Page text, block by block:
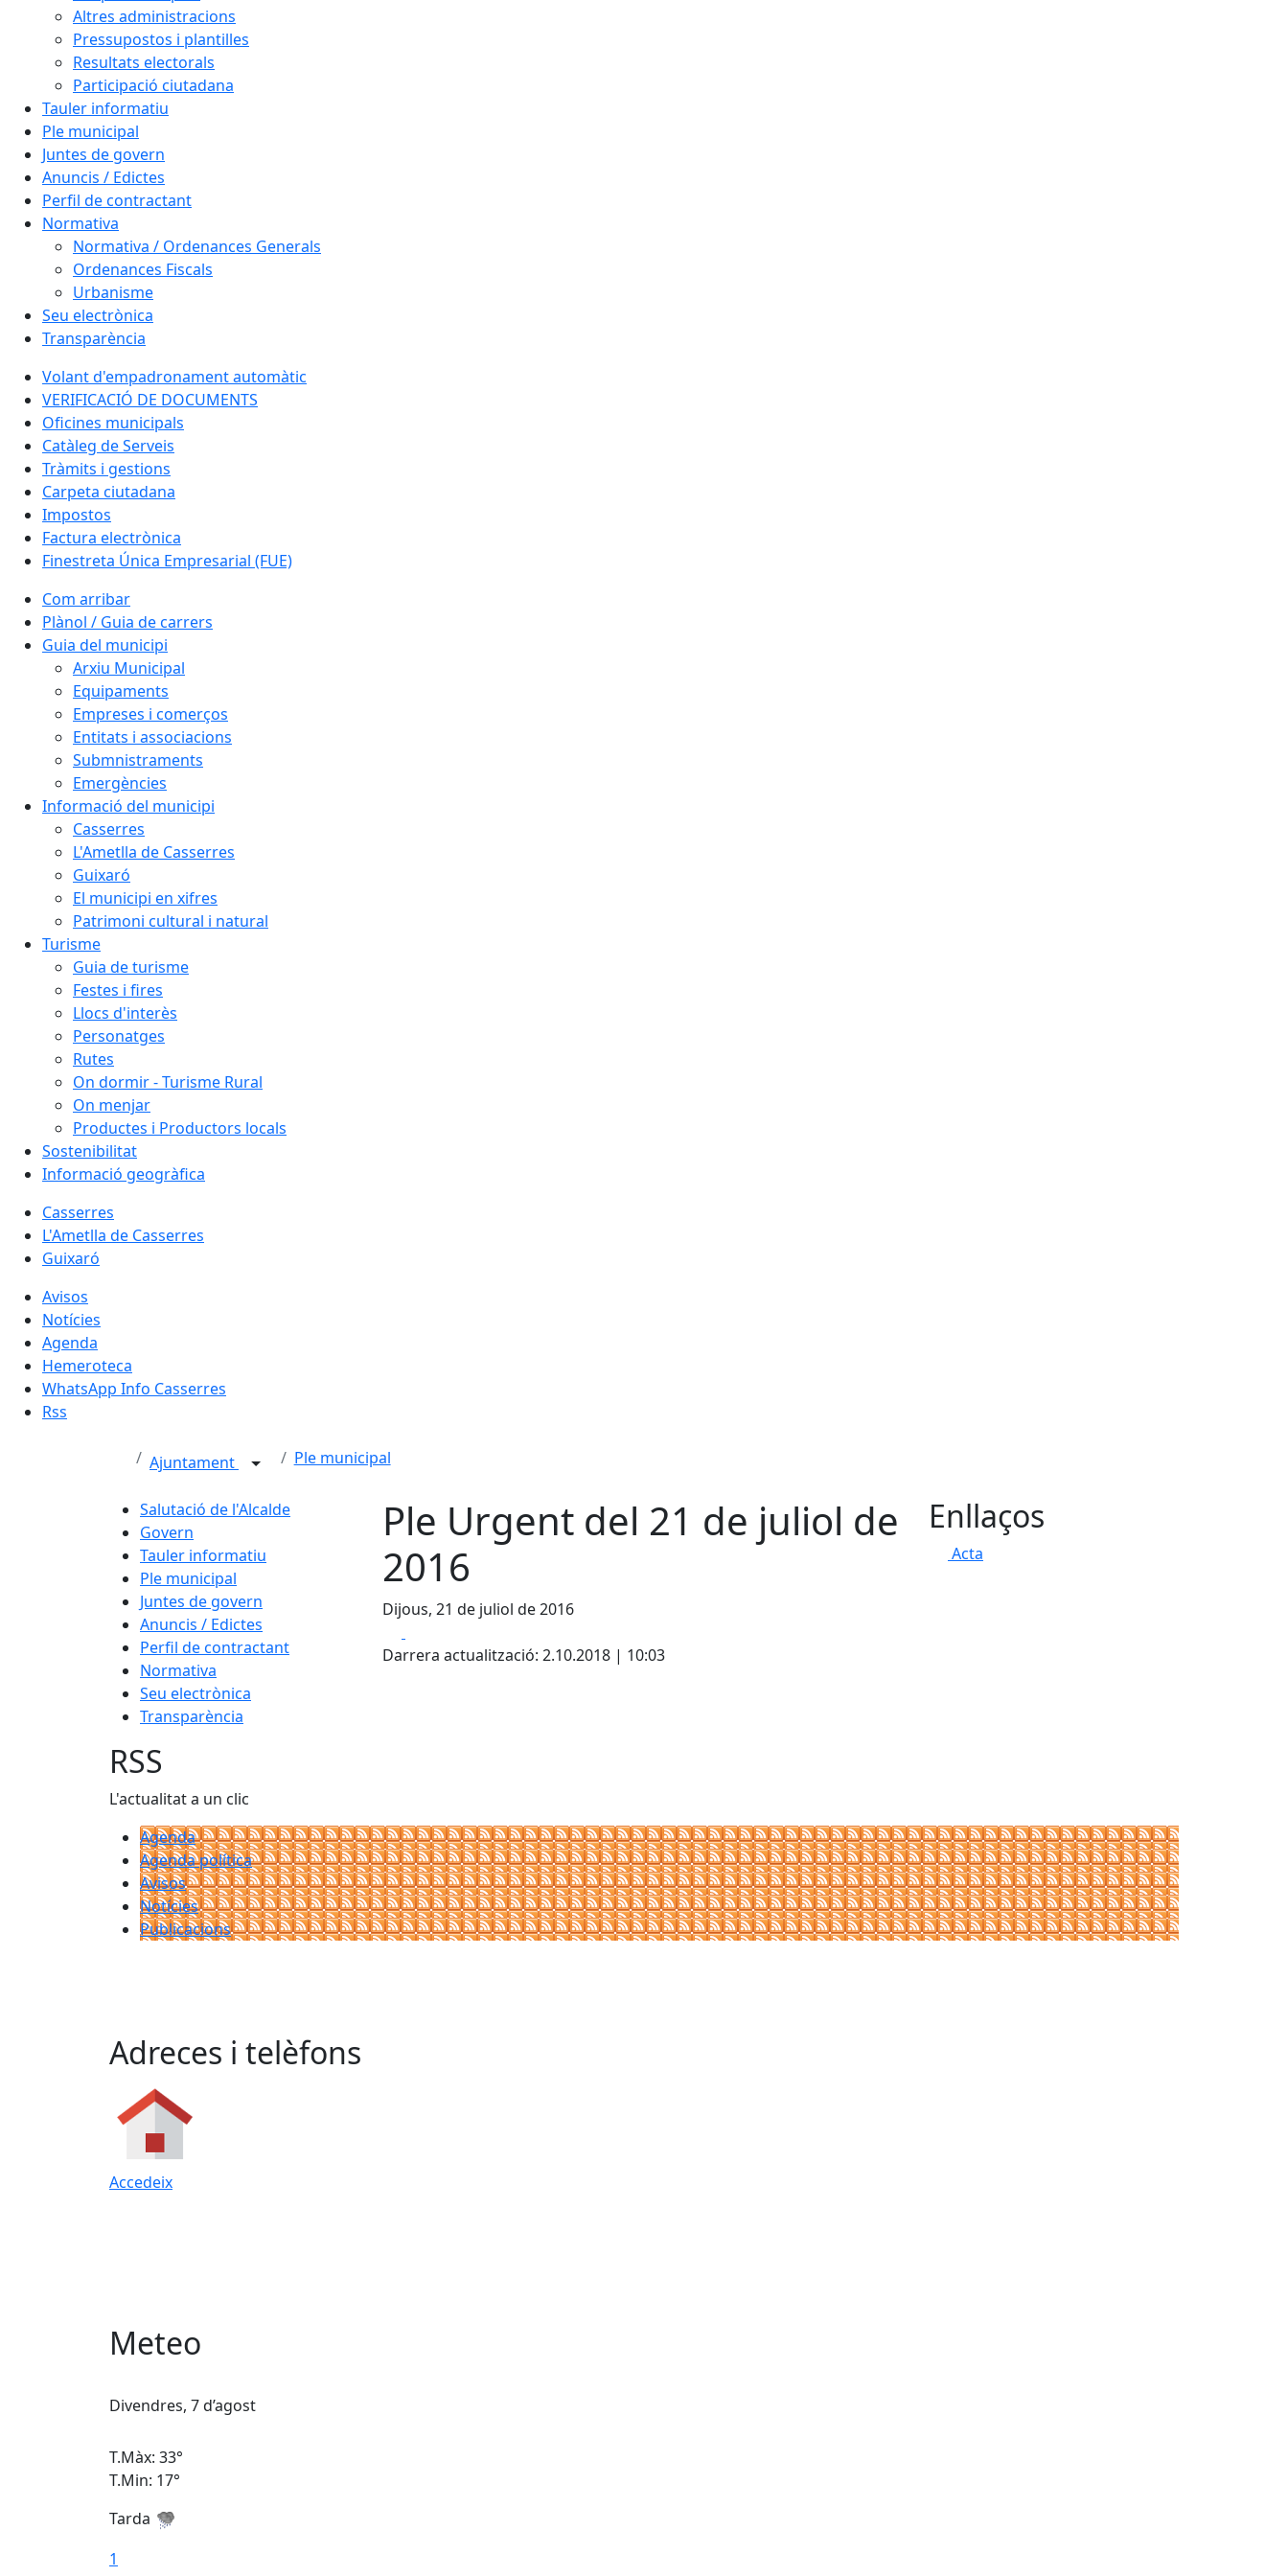
Altres administracions
Pressupostos i plantilles
Resultats electorals
Participació ciutadana
Tauler informatiu
Ple municipal
Juntes de govern
Anuncis / Edictes
Perfil de contractant
Normativa
Normativa / Ordenances Generals
Ordenances Fiscals
Urbanisme
Seu electrònica
Transparència
Volant d'empadronament automàtic
VERIFICACIÓ DE DOCUMENTS
Oficines municipals
Catàleg de Serveis
Tràmits i gestions
Carpeta ciutadana
Impostos
Factura electrònica
Finestreta Única Empresarial (FUE)
Com arribar
Plànol / Guia de carrers
Guia del municipi
Arxiu Municipal
Equipaments
Empreses i comerços
Entitats i associacions
Submnistraments
Emergències
Informació del municipi
Casserres
L'Ametlla de Casserres
Guixaró
El municipi en xifres
Patrimoni cultural i natural
Turisme
Guia de turisme
Festes i fires
Llocs d'interès
Personatges
Rutes
On dormir - Turisme Rural
On menjar
Productes i Productors locals
Sostenibilitat
Informació geogràfica
Casserres
L'Ametlla de Casserres
Guixaró
Avisos
Notícies
Agenda
Hemeroteca
WhatsApp Info Casserres
Rss
Ajuntament Ple municipal
Salutació de l'Alcalde
Govern
Tauler informatiu
Ple municipal
Juntes de govern
Anuncis / Edictes
Perfil de contractant
Normativa
Seu electrònica
Transparència
Ple Urgent del 21 de juliol de
2016
Dijous, 21 de juliol de 2016
Darrera actualització: 2.10.2018 | 10:03
Enllaços
Acta
RSS
L'actualitat a un clic
Agenda
Agenda política
Avisos
Notícies
Publicacions
Adreces i telèfons
Accedeix
Meteo
Divendres, 7 d’agost
T.Màx: 33°
T.Min: 17°
Tarda
1